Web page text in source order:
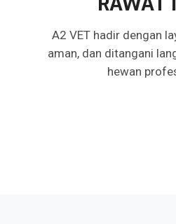
A2 VET hadir dengan
aman, dan ditangani
hewan